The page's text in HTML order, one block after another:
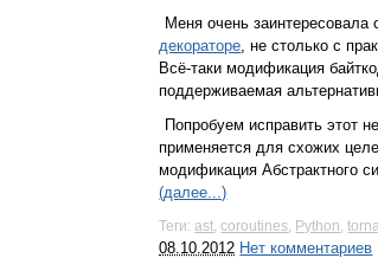
Меня очень заинтересовала
декораторе, не столько с
Всё-таки модификация
поддерживаемая
Попробуем исправить этот
применяется для схожих
модификация Абстрактного
(далее...)
Теги:ast,coroutines, Python,
08.10.2012 Нет комментариев